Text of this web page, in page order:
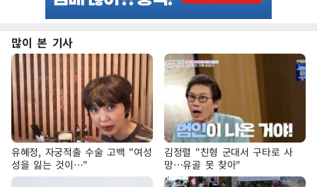
많이 본 기사
유혜정, 자궁적출 수술 고백 "여성
성을 잃는 것이…"
김정렬 "친형 군대서 구타로 사
망…유골 못 찾아"